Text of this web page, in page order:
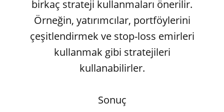
birkaç strateji kullanmaları önerilir.
Örneğin, yatırımcılar, portföylerini
çeşitlendirmek ve stop-loss emirleri
kullanmak gibi stratejileri
kullanabilirler.
Sonuç